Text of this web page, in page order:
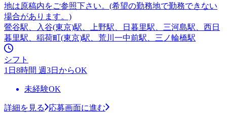
地は原稿内をご参照下さい。(希望の勤務地で勤務できない
場合があります。)
鶯谷駅、入谷(東京)駅、上野駅、日暮里駅、三河島駅、西日
暮里駅、稲荷町(東京)駅、荒川一中前駅、三ノ輪橋駅
シフト
1日8時間 週3日からOK
未経験OK
詳細を見る
応募画面に進む